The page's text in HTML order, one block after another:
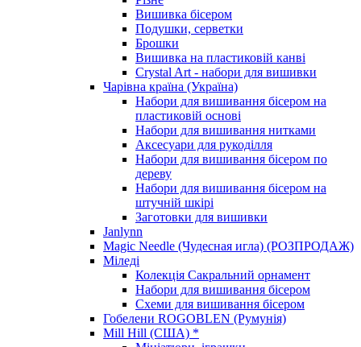
Вишивка бісером
Подушки, серветки
Брошки
Вишивка на пластиковій канві
Crystal Art - набори для вишивки
Чарівна країна (Україна)
Набори для вишивання бісером на
пластиковій основі
Набори для вишивання нитками
Аксесуари для рукоділля
Набори для вишивання бісером по
дереву
Набори для вишивання бісером на
штучній шкірі
Заготовки для вишивки
Janlynn
Magic Needle (Чудесная игла) (РОЗПРОДАЖ)
Міледі
Колекція Сакральний орнамент
Набори для вишивання бісером
Схеми для вишивання бісером
Гобелени ROGOBLEN (Румунія)
Mill Hill (США) *